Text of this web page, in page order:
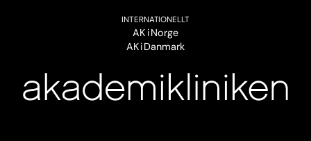
INTERNATIONELLT
AK i Norge
AK i Danmark